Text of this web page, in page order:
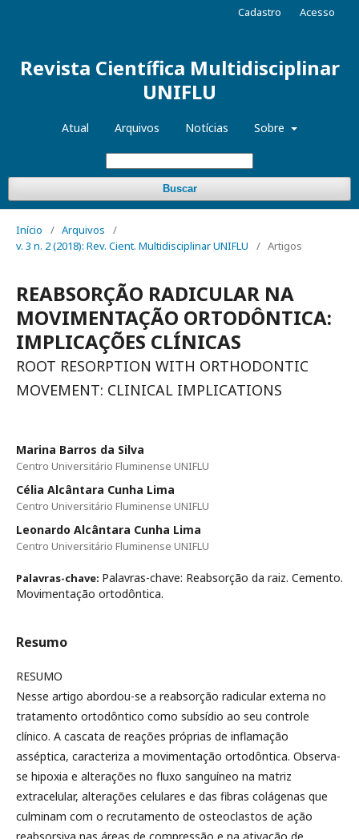
Revista Científica Multidisciplinar
UNIFLU
Atual Arquivos Notícias Sobre
Buscar
Cadastro Acesso
Início / Arquivos
/
v. 3 n. 2 (2018): Rev. Cient. Multidisciplinar UNIFLU
/ Artigos
REABSORÇÃO RADICULAR NA
MOVIMENTAÇÃO ORTODÔNTICA:
IMPLICAÇÕES CLÍNICAS
ROOT RESORPTION WITH ORTHODONTIC
MOVEMENT: CLINICAL IMPLICATIONS
Marina Barros da Silva
Centro Universitário Fluminense UNIFLU
Célia Alcântara Cunha Lima
Centro Universitário Fluminense UNIFLU
Leonardo Alcântara Cunha Lima
Centro Universitário Fluminense UNIFLU
Palavras-chave: Palavras-chave: Reabsorção da raiz. Cemento.
Movimentação ortodôntica.
Resumo
RESUMO
Nesse artigo abordou-se a reabsorção radicular externa no
tratamento ortodôntico como subsídio ao seu controle
clínico. A cascata de reações próprias de inflamação
asséptica, caracteriza a movimentação ortodôntica. Observa-
se hipoxia e alterações no fluxo sanguíneo na matriz
extracelular, alterações celulares e das fibras colágenas que
culminam com o recrutamento de osteoclastos de ação